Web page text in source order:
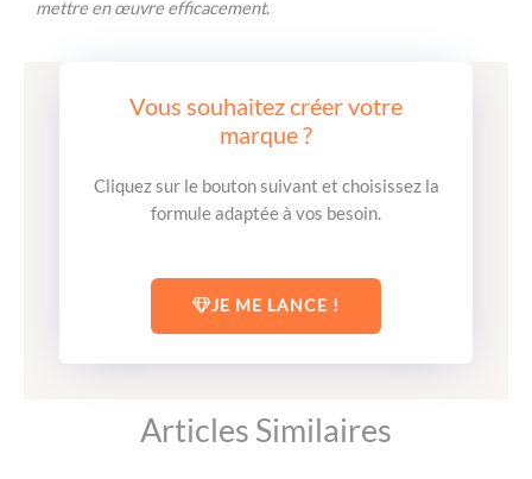
mettre en œuvre efficacement.
Vous souhaitez créer votre
marque ?
Cliquez sur le bouton suivant et choisissez la
formule adaptée à vos besoin.
JE ME LANCE !
Articles Similaires